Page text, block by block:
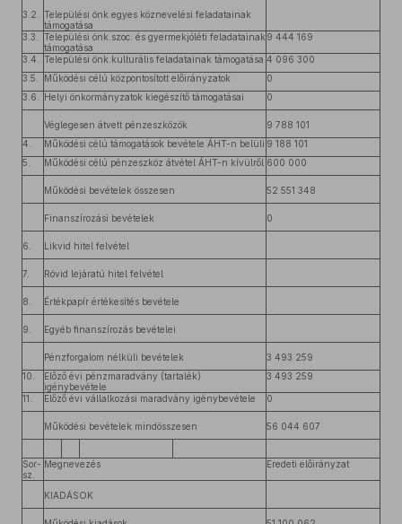
3.2.
Települési önk.egyes köznevelési feladatainak
támogatása
3.3.
Települési önk.szoc. és gyermekjóléti feladatainak
támogatása
9 444 169
3.4. Települési önk.kulturális feladatainak támogatása 4 096 300
3.5.
Működési célú központosított előirányzatok
0
3.6.
Helyi önkormányzatok kiegészítő támogatásai 0
Véglegesen átvett pénzeszközök
9 788 101
4.
Működési célú támogatások bevétele ÁHT-n belüli 9 188 101
5.
Működési célú pénzeszköz átvétel ÁHT-n kívülről 600 000
Működési bevételek összesen 52 551 348
Finanszírozási bevételek 0
6. Likvid hitel felvétel
7. Rövid lejáratú hitel felvétel
8. Értékpapír értékesítés bevétele
9. Egyéb finanszírozás bevételei
Pénzforgalom nélküli bevételek
3 493 259
10.
Előző évi pénzmaradvány (tartalék)
igénybevétele
3 493 259
11. Előző évi vállalkozási maradvány igénybevétele 0
Működési bevételek mindösszesen 56 044 607
Sor-
sz.
Megnevezés Eredeti előirányzat
KIADÁSOK